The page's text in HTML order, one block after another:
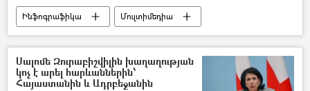
Ինֆոգրաֆիկա
Մուլտիմեդիա
Տավուշ
Սահման
դիրքեր
Ադրբեջան
հայ-ադրբեջանական
հրետակոծություն
Սալոմե Զուրաբիշվիլին խաղաղության
կոչ է արել հարևաններին՝
Հայաստանին և Ադրբեջանին